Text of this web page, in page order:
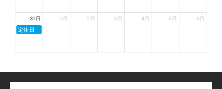
31日
定休日
1日 2日 3日 4日 5日 6日